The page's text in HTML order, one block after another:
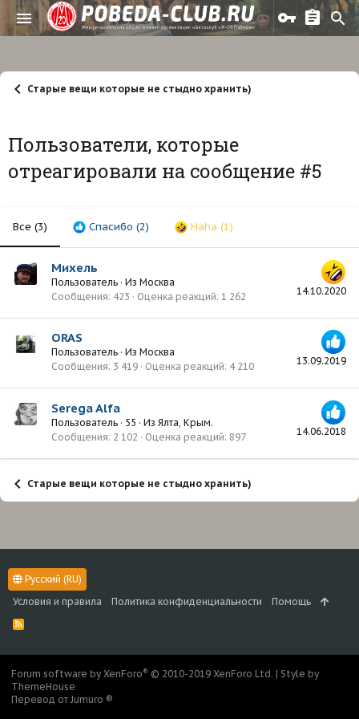
Старые вещи которые не стыдно хранить)
Пользователи, которые
отреагировали на сообщение #5
Все (3) Спасибо (2) Haha (1)
14.10.2020
Михель
Пользователь · Из Москва
Сообщения 423 Оценка реакций 1 262
13.09.2019
ORAS
Пользователь · Из Москва
Сообщения 3 419 Оценка реакций 4 210
14.06.2018
Serega Alfa
Пользователь · 55 · Из Ялта, Крым.
Сообщения 2 102 Оценка реакций 897
Старые вещи которые не стыдно хранить)
Русский (RU)
Условия и правила
Политика конфиденциальности Помощь
R
S
Forum software by XenForo® © 2010-2019 XenForo Ltd. | Style by
ThemeHouse
Перевод от Jumuro ®